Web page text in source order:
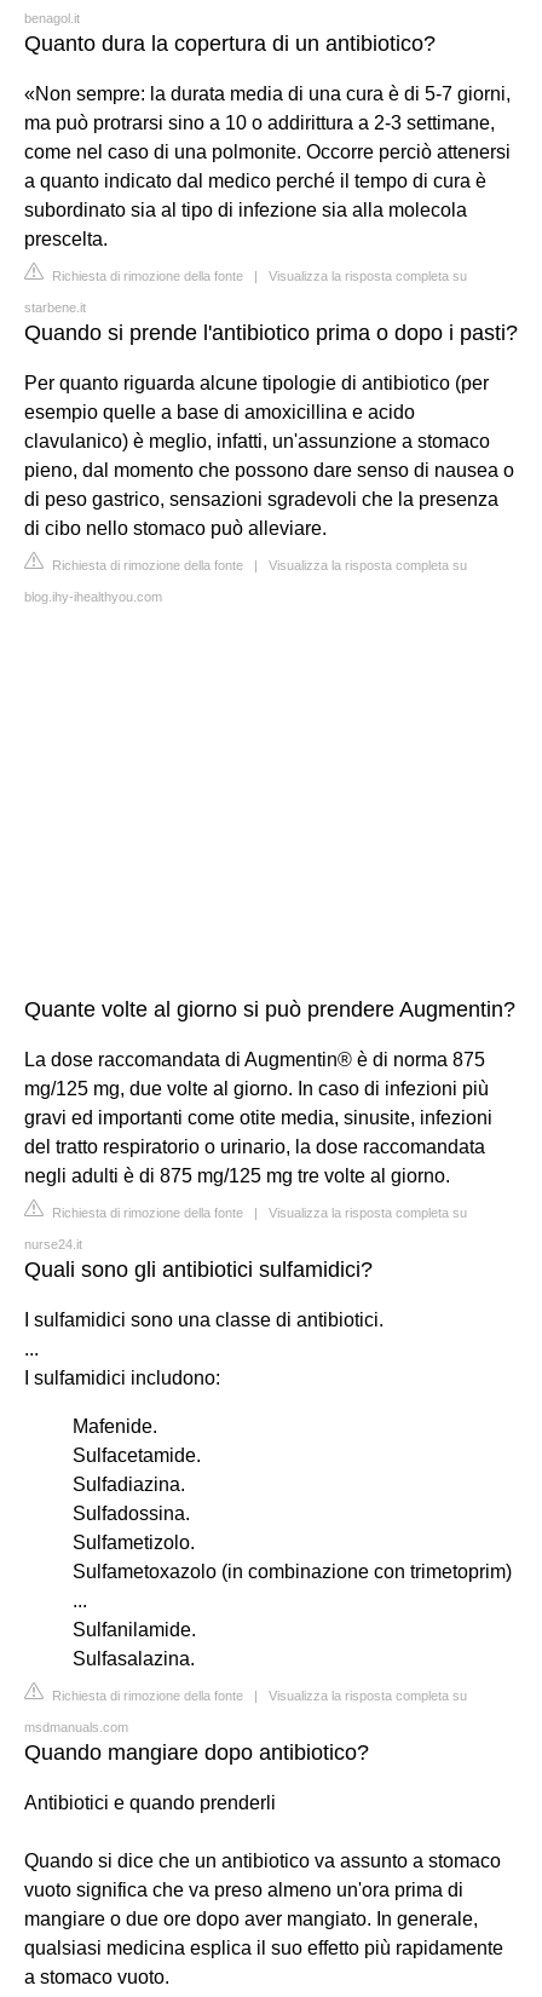
benagol.it
Quanto dura la copertura di un antibiotico?
«Non sempre: la durata media di una cura è di 5-7 giorni,
ma può protrarsi sino a 10 o addirittura a 2-3 settimane,
come nel caso di una polmonite. Occorre perciò attenersi
a quanto indicato dal medico perché il tempo di cura è
subordinato sia al tipo di infezione sia alla molecola
prescelta.
Richiesta di rimozione della fonte | Visualizza la risposta completa su
starbene.it
Quando si prende l'antibiotico prima o dopo i pasti?
Per quanto riguarda alcune tipologie di antibiotico (per
esempio quelle a base di amoxicillina e acido
clavulanico) è meglio, infatti, un'assunzione a stomaco
pieno, dal momento che possono dare senso di nausea o
di peso gastrico, sensazioni sgradevoli che la presenza
di cibo nello stomaco può alleviare.
Richiesta di rimozione della fonte | Visualizza la risposta completa su
blog.ihy-ihealthyou.com
Quante volte al giorno si può prendere Augmentin?
La dose raccomandata di Augmentin® è di norma 875
mg/125 mg, due volte al giorno. In caso di infezioni più
gravi ed importanti come otite media, sinusite, infezioni
del tratto respiratorio o urinario, la dose raccomandata
negli adulti è di 875 mg/125 mg tre volte al giorno.
Richiesta di rimozione della fonte | Visualizza la risposta completa su
nurse24.it
Quali sono gli antibiotici sulfamidici?
I sulfamidici sono una classe di antibiotici.
...
I sulfamidici includono:
Mafenide.
Sulfacetamide.
Sulfadiazina.
Sulfadossina.
Sulfametizolo.
Sulfametoxazolo (in combinazione con trimetoprim)
...
Sulfanilamide.
Sulfasalazina.
Richiesta di rimozione della fonte | Visualizza la risposta completa su
msdmanuals.com
Quando mangiare dopo antibiotico?
Antibiotici e quando prenderli
Quando si dice che un antibiotico va assunto a stomaco
vuoto significa che va preso almeno un'ora prima di
mangiare o due ore dopo aver mangiato. In generale,
qualsiasi medicina esplica il suo effetto più rapidamente
a stomaco vuoto.